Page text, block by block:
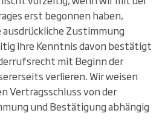
erst begonnen haben,
ausdrückliche Zustimmung
Ihre Kenntnis davon bestätigt
mit Beginn der
verlieren. Wir weisen
Vertragsschluss von der
und Bestätigung abhängig